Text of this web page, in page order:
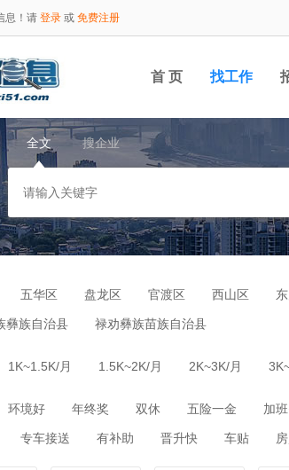
息！请 登录 或 免费注册
首 页 找工作
全文 搜企业
五华区 盘龙区 官渡区 西山区
彝族自治县 禄劝彝族苗族自治县
1K~1.5K/月 1.5K~2K/月 2K~3K/月
环境好 年终奖 双休 五险一金 加
专车接送 有补助 晋升快 车贴